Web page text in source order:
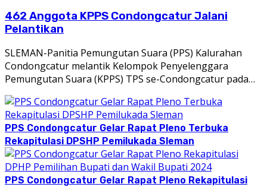
462 Anggota KPPS Condongcatur Jalani
Pelantikan
SLEMAN-Panitia Pemungutan Suara (PPS) Kalurahan
Condongcatur melantik Kelompok Penyelenggara
Pemungutan Suara (KPPS) TPS se-Condongcatur pada…
PPS Condongcatur Gelar Rapat Pleno Terbuka
Rekapitulasi DPSHP Pemilukada Sleman
PPS Condongcatur Gelar Rapat Pleno Rekapitulasi